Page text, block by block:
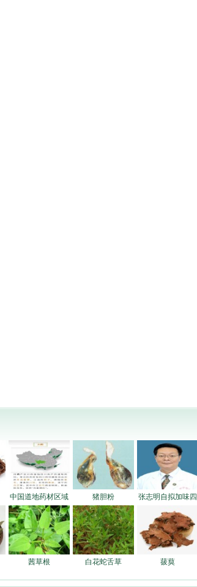
中国道地药材区域 猪胆粉 张志明自拟加味四
茜草根 白花蛇舌草 菝葜